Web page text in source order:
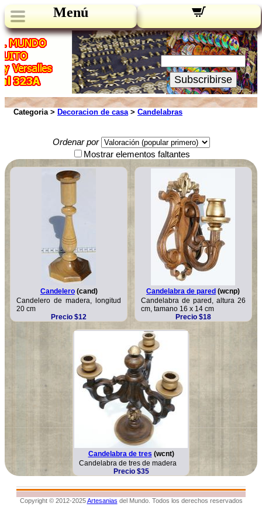
Menú
Novedades:
Su Email:
Subscribirse
Categoria > Decoracion de casa> Candelabras
Ordenar por
Mostrar elementos faltantes
Candelero(cand)
Candelero de madera, longitud
20 cm
Precio $12
Candelabra de pared (wcnp)
Candelabra de pared, altura 26
cm, tamano 16 x 14 cm
Precio $18
Candelabra de tres (wcnt)
Candelabra de tres de madera
Precio $35
Copyright © 2012-2025Artesanias del Mundo. Todos los derechos reservados